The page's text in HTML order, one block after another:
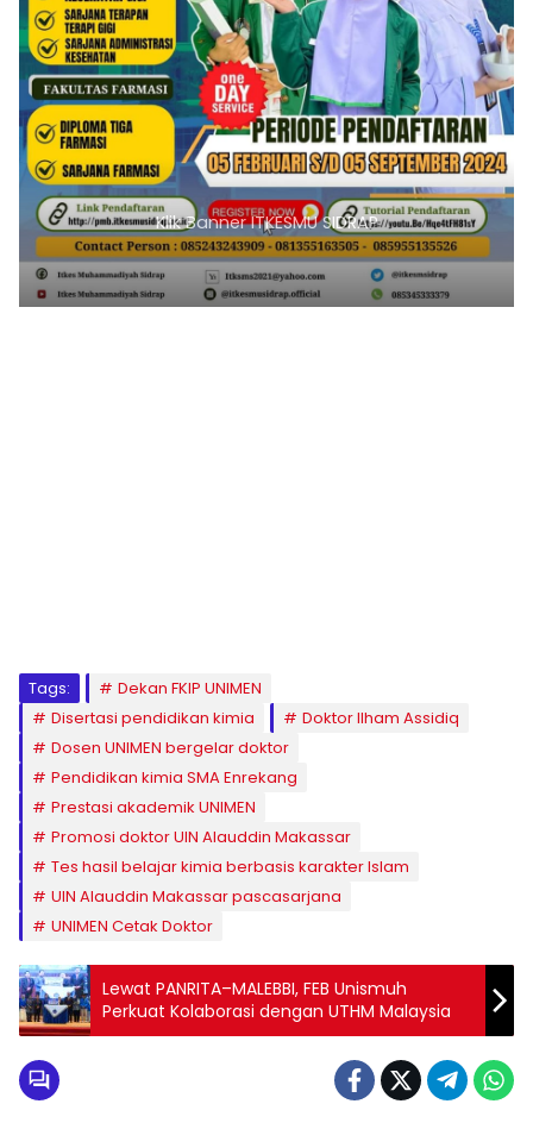
Klik Banner ITKESMU SIDRAP
Tags:
Dekan FKIP UNIMEN
Disertasi pendidikan kimia
Doktor Ilham Assidiq
Dosen UNIMEN bergelar doktor
Pendidikan kimia SMA Enrekang
Prestasi akademik UNIMEN
Promosi doktor UIN Alauddin Makassar
Tes hasil belajar kimia berbasis karakter Islam
UIN Alauddin Makassar pascasarjana
UNIMEN Cetak Doktor
Lewat PANRITA–MALEBBI, FEB Unismuh
Perkuat Kolaborasi dengan UTHM Malaysia